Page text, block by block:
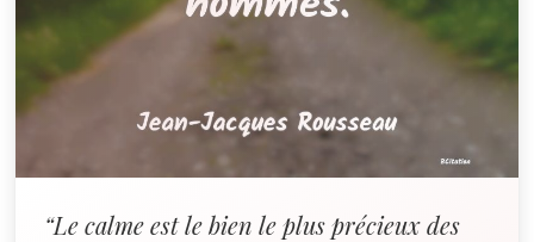
“Le calme est le bien le plus précieux des